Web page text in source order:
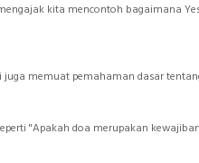
kita mencontoh bagaimana
memuat pemahaman dasar
"Apakah doa merupakan